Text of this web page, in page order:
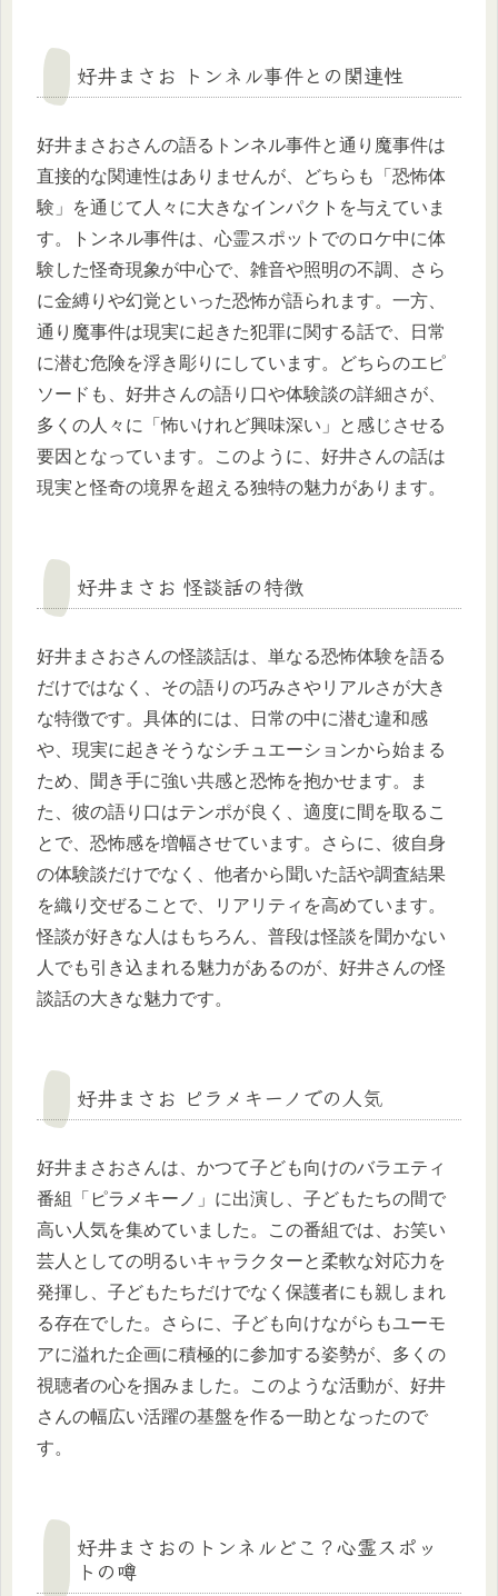
好井まさお トンネル事件との関連性
好井まさおさんの語るトンネル事件と通り魔事件は
直接的な関連性はありませんが、どちらも「恐怖体
験」を通じて人々に大きなインパクトを与えていま
す。トンネル事件は、心霊スポットでのロケ中に体
験した怪奇現象が中心で、雑音や照明の不調、さら
に金縛りや幻覚といった恐怖が語られます。一方、
通り魔事件は現実に起きた犯罪に関する話で、日常
に潜む危険を浮き彫りにしています。どちらのエピ
ソードも、好井さんの語り口や体験談の詳細さが、
多くの人々に「怖いけれど興味深い」と感じさせる
要因となっています。このように、好井さんの話は
現実と怪奇の境界を超える独特の魅力があります。
好井まさお 怪談話の特徴
好井まさおさんの怪談話は、単なる恐怖体験を語る
だけではなく、その語りの巧みさやリアルさが大き
な特徴です。具体的には、日常の中に潜む違和感
や、現実に起きそうなシチュエーションから始まる
ため、聞き手に強い共感と恐怖を抱かせます。ま
た、彼の語り口はテンポが良く、適度に間を取るこ
とで、恐怖感を増幅させています。さらに、彼自身
の体験談だけでなく、他者から聞いた話や調査結果
を織り交ぜることで、リアリティを高めています。
怪談が好きな人はもちろん、普段は怪談を聞かない
人でも引き込まれる魅力があるのが、好井さんの怪
談話の大きな魅力です。
好井まさお ピラメキーノでの人気
好井まさおさんは、かつて子ども向けのバラエティ
番組「ピラメキーノ」に出演し、子どもたちの間で
高い人気を集めていました。この番組では、お笑い
芸人としての明るいキャラクターと柔軟な対応力を
発揮し、子どもたちだけでなく保護者にも親しまれ
る存在でした。さらに、子ども向けながらもユーモ
アに溢れた企画に積極的に参加する姿勢が、多くの
視聴者の心を掴みました。このような活動が、好井
さんの幅広い活躍の基盤を作る一助となったので
す。
好井まさおのトンネルどこ？心霊スポッ
トの噂